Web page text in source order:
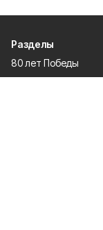
Разделы
80 лет Победы